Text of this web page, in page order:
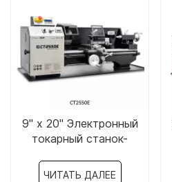
9" x 20" Электронный
токарный станок-
ЧИТАТЬ ДАЛЕЕ